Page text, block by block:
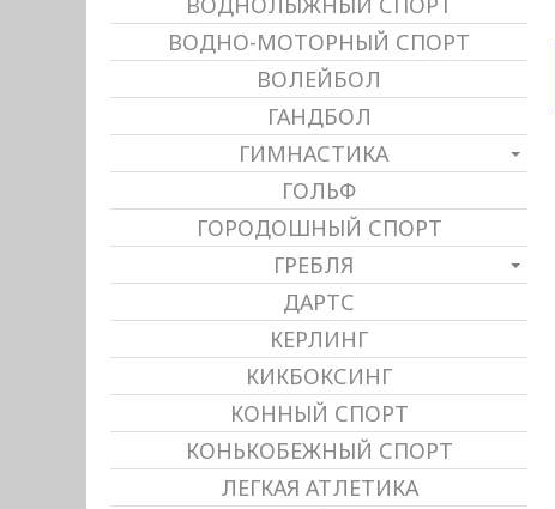
ВОДНО-МОТОРНЫЙ СПОРТ
ВОЛЕЙБОЛ
ГАНДБОЛ
ГИМНАСТИКА
ГОЛЬФ
ГОРОДОШНЫЙ СПОРТ
ГРЕБЛЯ
ДАРТС
КЕРЛИНГ
КИКБОКСИНГ
КОННЫЙ СПОРТ
КОНЬКОБЕЖНЫЙ СПОРТ
ЛЕГКАЯ АТЛЕТИКА